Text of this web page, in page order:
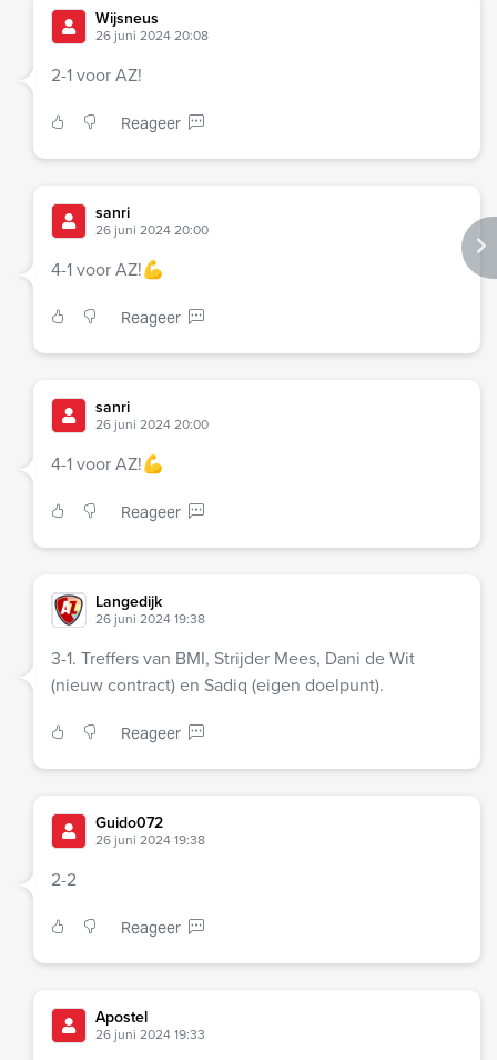
Wijsneus
26 juni 2024 20:08
2-1 voor AZ!
Reageer
sanri
26 juni 2024 20:00
4-1 voor AZ!💪
Reageer
sanri
26 juni 2024 20:00
4-1 voor AZ!💪
Reageer
Langedijk
26 juni 2024 19:38
3-1. Treffers van BMI, Strijder Mees, Dani de Wit
(nieuw contract) en Sadiq (eigen doelpunt).
Reageer
Guido072
26 juni 2024 19:38
2-2
Reageer
Apostel
26 juni 2024 19:33